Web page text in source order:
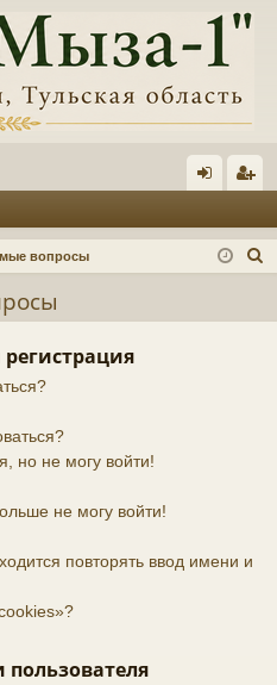
д ис
вопросы
но не могу войти!
не могу войти!
повторять ввод имени и